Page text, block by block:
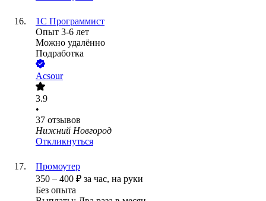
1С Программист
Опыт 3-6 лет
Можно удалённо
Подработка
Acsour
3.9
•
37 отзывов
Нижний Новгород
Откликнуться
Промоутер
350 – 400 ₽ за час, на руки
Без опыта